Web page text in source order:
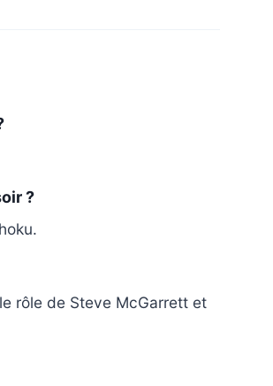
?
rôle de Steve McGarrett et